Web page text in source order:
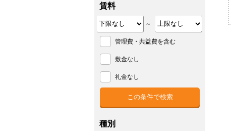
賃料
～
管理費・共益費を含む
敷金なし
礼金なし
種別